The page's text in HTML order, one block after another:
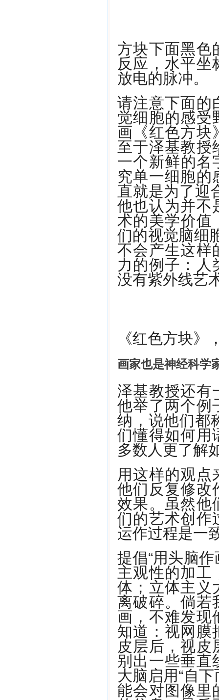
方块下面黑色
反应，水平坐
放电的脉冲。
请注意下面的
觉细胞的感受
画《红色方块
至于泽基教授
一个新鲜的
究单一细胞的
直就是为了迎
他也认为并不
术的美学价
们的视觉脑细
不会产生这样
力的例子：人
没有紫外线艺
《红色方块》
画家也是神经科学
泽基教授还有
他举了两个例
纳，说他们都
们懂得如何用
多数人更了解
用这样的观
他们反复修改
效果。虽然他
们的艺术创作
运作过程是一
提倡“用头脑
主观性的加工
体；立体主义
离破碎。倘若
画，不难发现
知道：视网膜
皮层后，视皮
别出一些垂直
大脑启用“自
能会对图像里